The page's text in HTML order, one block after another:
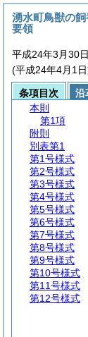
湧水町鳥獣の
要領
平成24年3月30
(平成24年4月1
条項目次
沿
本則
第1項
附則
別表第1
第1号様式
第2号様式
第3号様式
第4号様式
第5号様式
第6号様式
第7号様式
第8号様式
第9号様式
第10号様式
第11号様式
第12号様式